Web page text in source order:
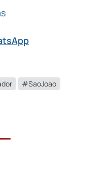
#SaoJoao